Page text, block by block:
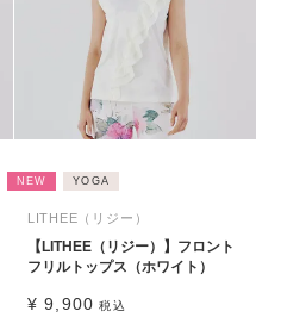
NEW YOGA
LITHEE（リジー）
【LITHEE（リジー）】フロント
フリルトップス（ホワイト）
¥ 9,900 税込